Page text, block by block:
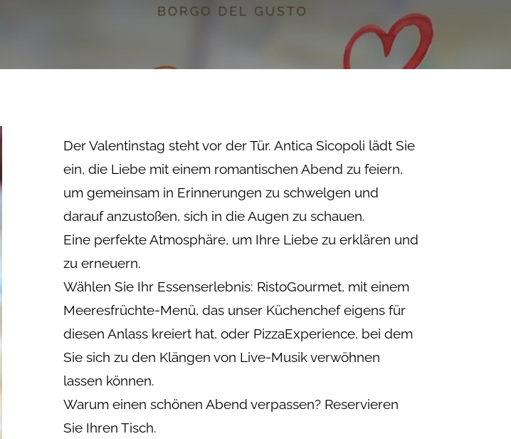
Der Valentinstag steht vor der Tür. Antica Sicopoli lädt Sie
ein, die Liebe mit einem romantischen Abend zu feiern,
um gemeinsam in Erinnerungen zu schwelgen und
darauf anzustoßen, sich in die Augen zu schauen.
Eine perfekte Atmosphäre, um Ihre Liebe zu erklären und
zu erneuern.
Wählen Sie Ihr Essenserlebnis: RistoGourmet, mit einem
Meeresfrüchte-Menü, das unser Küchenchef eigens für
diesen Anlass kreiert hat, oder PizzaExperience, bei dem
Sie sich zu den Klängen von Live-Musik verwöhnen
lassen können.
Warum einen schönen Abend verpassen? Reservieren
Sie Ihren Tisch.